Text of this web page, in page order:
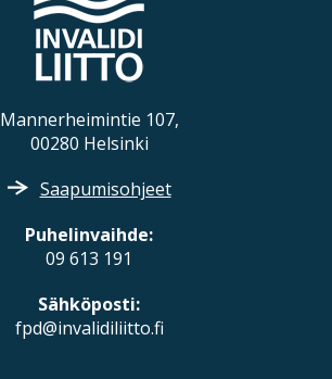
Mannerheimintie 107,
00280 Helsinki
Saapumisohjeet
Puhelinvaihde:
09 613 191
Sähköposti:
fpd@invalidiliitto.fi